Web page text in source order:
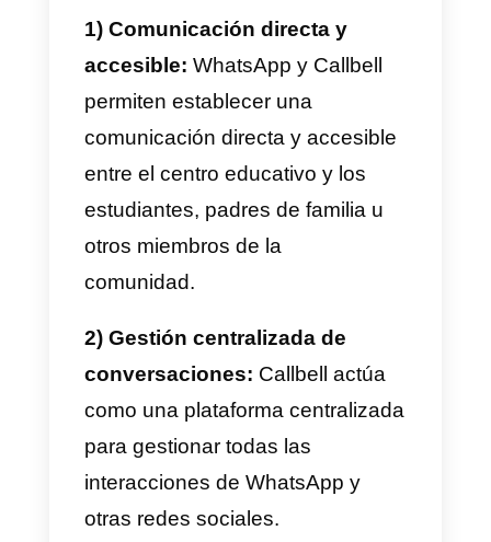
específicos.
2) Implementar actividades
interactivas:UtilizaCallbell
enviar mensajes masivos y
personalizados a través de
3) Realizar sesiones de
preguntas y respuestas en
vivo
4) Brindar soporte